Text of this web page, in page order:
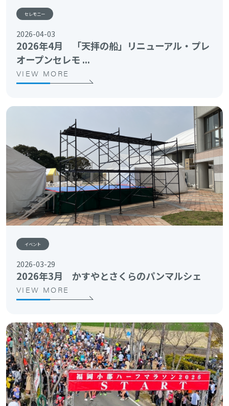
セレモニー
2026-04-03
2026年4月 「天拝の船」リニューアル・プレ
オープンセレモ ...
VIEW MORE
イベント
2026-03-29
2026年3月 かすやとさくらのパンマルシェ
VIEW MORE